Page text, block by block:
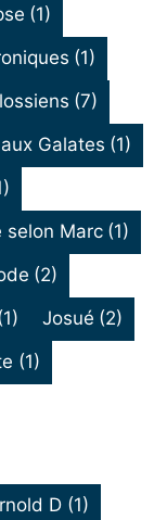
(1)
(1)
(7)
Galates (1)
selon Marc (1)
(2)
Josué (2)
(1)
D (1)